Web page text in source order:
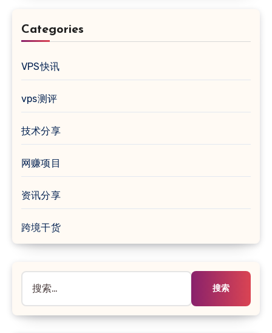
Categories
VPS快讯
vps测评
技术分享
网赚项目
资讯分享
跨境干货
索：